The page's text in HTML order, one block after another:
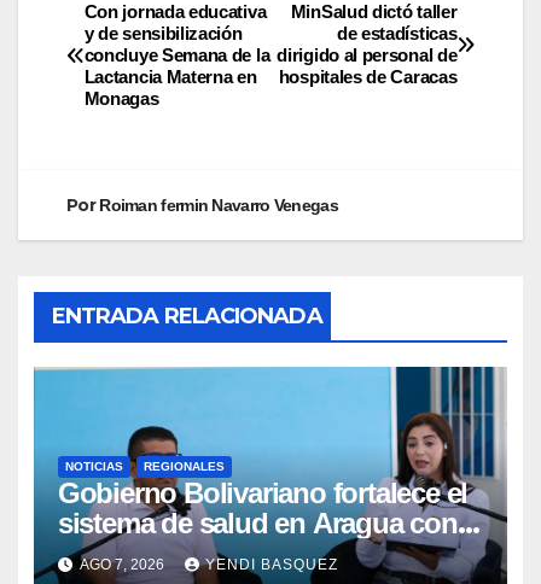
MinSalud dictó taller
de estadísticas
dirigido al personal de
hospitales de Caracas
Con jornada educativa
y de sensibilización
concluye Semana de la
Lactancia Materna en
Monagas
PorRoiman fermin Navarro Venegas
ENTRADA RELACIONADA
NOTICIAS REGIONALES
Gobierno Bolivariano fortalece el
sistema de salud en Aragua con
la reinauguración del CDI La Mora
AGO 7, 2026 YENDI BASQUEZ